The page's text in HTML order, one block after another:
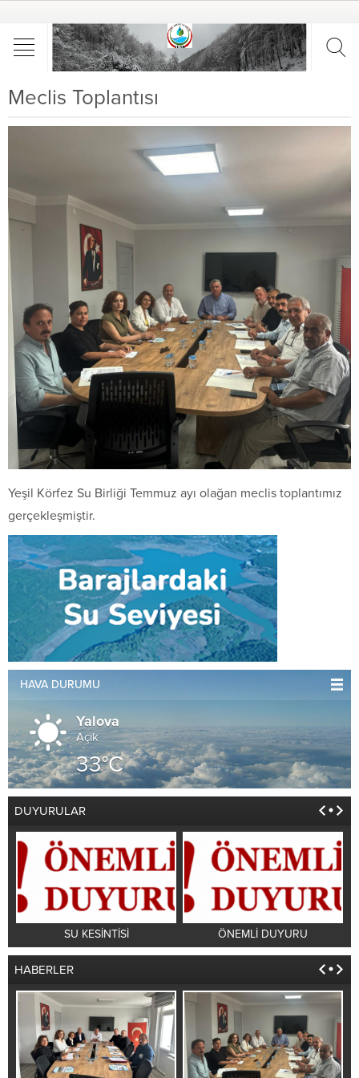
Meclis Toplantısı
Yeşil Körfez Su Birliği Temmuz ayı olağan meclis toplantımız
gerçekleşmiştir.
HAVA DURUMU
Yalova
Açık
33°C
DUYURULAR
SU KESİNTİSİ ÖNEMLİ DUYURU
HABERLER